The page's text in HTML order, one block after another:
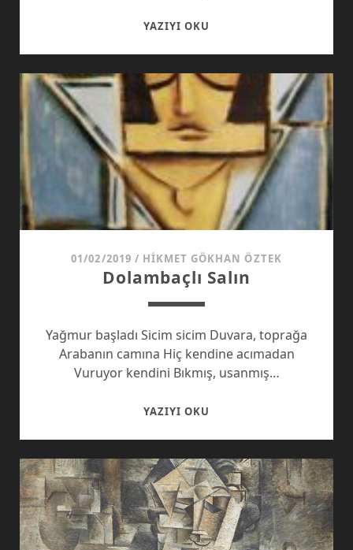
YAZIYI OKU
01/02/2019 / HIKMET GÖKHAN ÖZTEK
Dolambaçlı Salın
Yağmur başladı Sicim sicim Duvara, toprağa
Arabanın camına Hiç kendine acımadan
Vuruyor kendini Bıkmış, usanmış…
YAZIYI OKU